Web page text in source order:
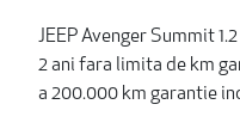
JEEP Avenger Summit
2 ani fara limita de km
a 200.000 km garantie